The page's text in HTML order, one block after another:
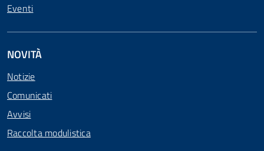
Eventi
NOVITÀ
Notizie
Comunicati
Avvisi
Raccolta modulistica